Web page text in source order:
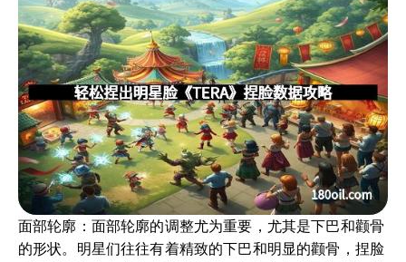
面部轮廓：面部轮廓的调整尤为重要，尤其是下巴和颧骨
的形状。明星们往往有着精致的下巴和明显的颧骨，捏脸